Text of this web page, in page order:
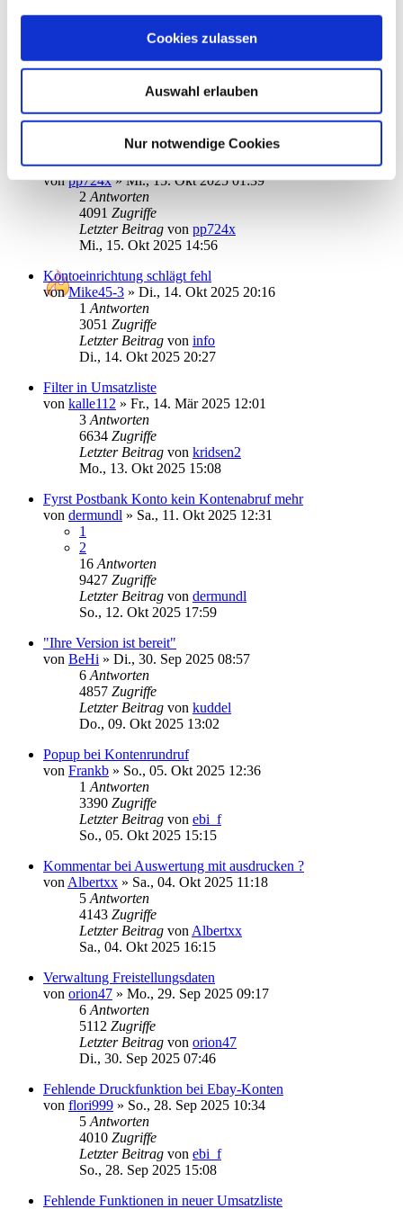
Cookies zulassen
Auswahl erlauben
Nur notwendige Cookies
vonFBilda»Mo., 20. Okt 2025 19:43
Antworten
Zugriffe
Letzter Beitragvonebi_f
Kontoauszug Abruf monatlich (Einstellung)
vonpp724x»Mi., 15. Okt 2025 01:39
2 Antworten
4091 Zugriffe
Letzter Beitrag von pp724x
Mi., 15. Okt 2025 14:56
Kontoeinrichtung schlägt fehl
vonMike45-3 » Di., 14. Okt 2025 20:16
1 Antworten
3051 Zugriffe
Letzter Beitrag von info
Di., 14. Okt 2025 20:27
Filter in Umsatzliste
von kalle112 » Fr., 14. Mär 2025 12:01
3 Antworten
6634 Zugriffe
Letzter Beitrag von kridsen2
Mo., 13. Okt 2025 15:08
Fyrst Postbank Konto kein Kontenabruf mehr
von dermundl » Sa., 11. Okt 2025 12:31
1
2
16 Antworten
9427 Zugriffe
Letzter Beitrag von dermundl
So., 12. Okt 2025 17:59
"Ihre Version ist bereit"
von BeHi » Di., 30. Sep 2025 08:57
6 Antworten
4857 Zugriffe
Letzter Beitrag von kuddel
Do., 09. Okt 2025 13:02
Popup bei Kontenrundruf
von Frankb » So., 05. Okt 2025 12:36
1 Antworten
3390 Zugriffe
Letzter Beitrag von ebi_f
So., 05. Okt 2025 15:15
Kommentar bei Auswertung mit ausdrucken ?
von Albertxx » Sa., 04. Okt 2025 11:18
5 Antworten
4143 Zugriffe
Letzter Beitrag von Albertxx
Sa., 04. Okt 2025 16:15
Verwaltung Freistellungsdaten
von orion47 » Mo., 29. Sep 2025 09:17
6 Antworten
5112 Zugriffe
Letzter Beitrag von orion47
Di., 30. Sep 2025 07:46
Fehlende Druckfunktion bei Ebay-Konten
von flori999 » So., 28. Sep 2025 10:34
5 Antworten
4010 Zugriffe
Letzter Beitrag von ebi_f
So., 28. Sep 2025 15:08
Fehlende Funktionen in neuer Umsatzliste